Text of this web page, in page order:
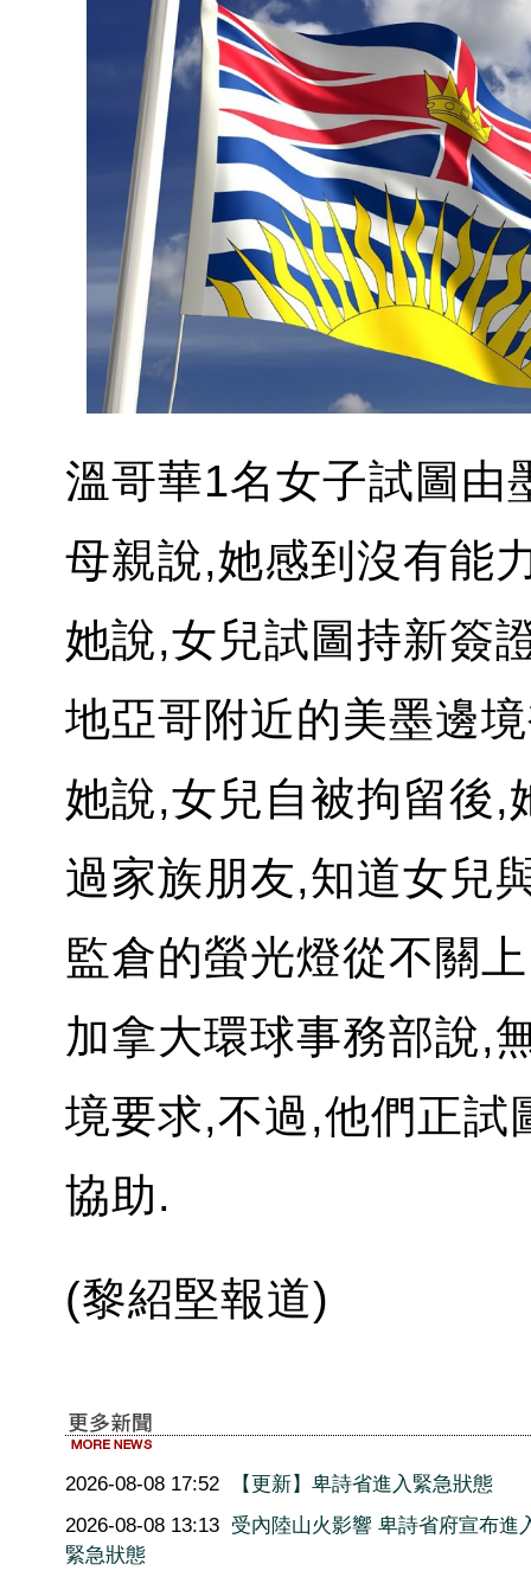
溫哥華1名女子試圖由
母親說,她感到沒有能
她說,女兒試圖持新簽
地亞哥附近的美墨邊
她說,女兒自被拘留後,
過家族朋友,知道女兒
監倉的螢光燈從不關
加拿大環球事務部說,
境要求,不過,他們正試
協助.
(黎紹堅報道)
2026-08-08 17:52
【更新】卑詩省進入緊急狀態
2026-08-08 13:13 受內陸山火影響 卑詩省府宣布進
緊急狀態